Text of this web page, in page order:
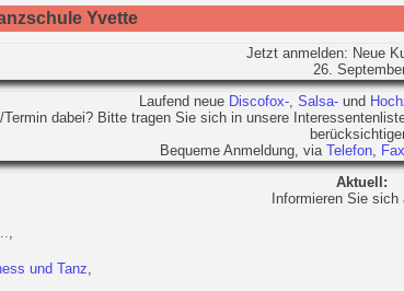
Yvette
Jetzt anmelden: Neue
26.
Laufend neue Discofox-, Salsa-und
dabei? Bitte tragen Sie sich in unsere
Bequeme Anmeldung, via Telefon Fax
Aktuell:
Informieren Sie sich
und Tanz,